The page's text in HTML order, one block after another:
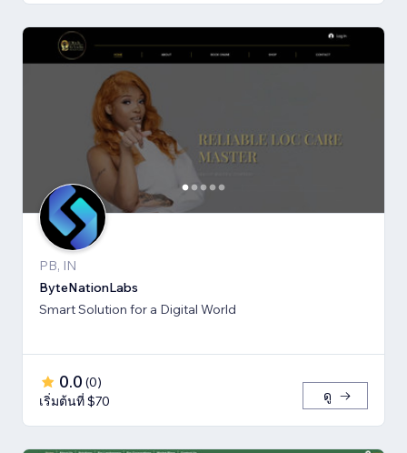
PB, IN
ByteNationLabs
Smart Solution for a Digital World
0.0 (0)
เริ่มต้นที่ $70
ดู